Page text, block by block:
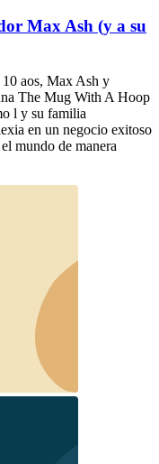
Max Ash (y a su
10 aos, Max Ash y
The Mug With A Hoop
l y su familia
en un negocio exitoso
mundo de manera